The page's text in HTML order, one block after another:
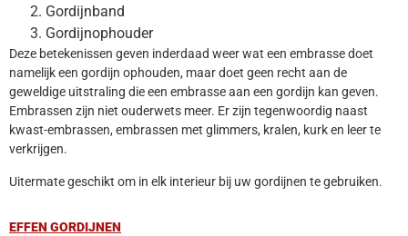
Gordijnband
Gordijnophouder
Deze betekenissen geven inderdaad weer wat een embrasse doet
namelijk een gordijn ophouden, maar doet geen recht aan de
geweldige uitstraling die een embrasse aan een gordijn kan geven.
Embrassen zijn niet ouderwets meer. Er zijn tegenwoordig naast
kwast-embrassen, embrassen met glimmers, kralen, kurk en leer te
verkrijgen.
Uitermate geschikt om in elk interieur bij uw gordijnen te gebruiken.
EFFEN GORDIJNEN